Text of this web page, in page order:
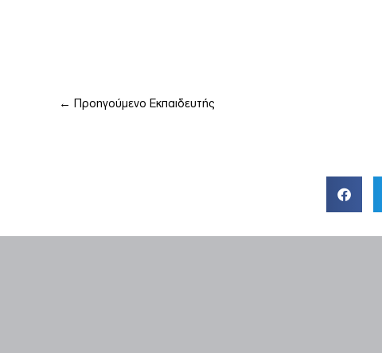
← Προηγούμενο Εκπαιδευτής